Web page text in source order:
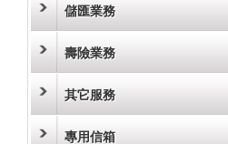
儲匯業務
壽險業務
其它服務
專用信箱